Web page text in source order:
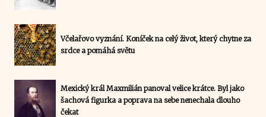
Včelařovo vyznání. Koníček na celý život, který chytne za
srdce a pomáhá světu
Mexický král Maxmilián panoval velice krátce. Byl jako
šachová figurka a poprava na sebe nenechala dlouho
čekat